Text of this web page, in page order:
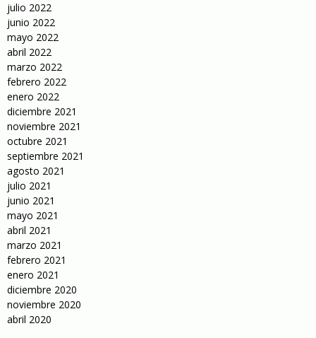
julio 2022
junio 2022
mayo 2022
abril 2022
marzo 2022
febrero 2022
enero 2022
diciembre 2021
noviembre 2021
octubre 2021
septiembre 2021
agosto 2021
julio 2021
junio 2021
mayo 2021
abril 2021
marzo 2021
febrero 2021
enero 2021
diciembre 2020
noviembre 2020
abril 2020